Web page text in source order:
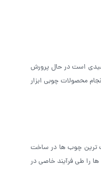
است در حال پرورش
محصولات چوبی ابزار
ترین چوب ها در ساخت
را طی فرآیند خاصی در